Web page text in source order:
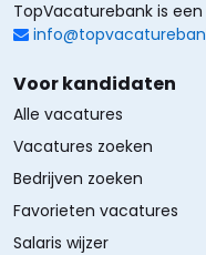
TopVacaturebank is
Voor kandidaten
Alle vacatures
Vacatures zoeken
Bedrijven zoeken
Favorieten vacatures
Salaris wijzer